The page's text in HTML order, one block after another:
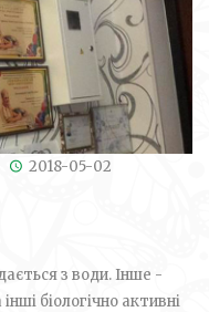
2018-05-02
з води. Інше -
біологічно активні